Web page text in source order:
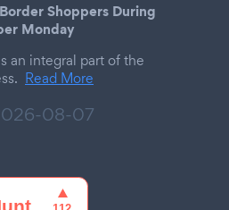
Shoppers During
Monday
an integral part of the
Read More
08-07